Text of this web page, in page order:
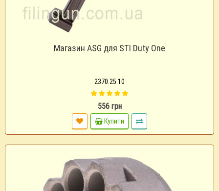
Магазин ASG для STI Duty One
2370.25.10
556 грн
Купити